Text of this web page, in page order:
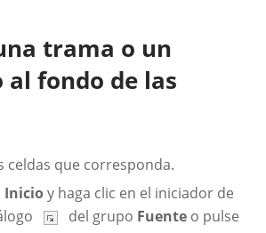
trama o un
al fondo de las
celdas que corresponda.
Inicioy haga clic en el iniciador de
del grupo Fuente o pulse